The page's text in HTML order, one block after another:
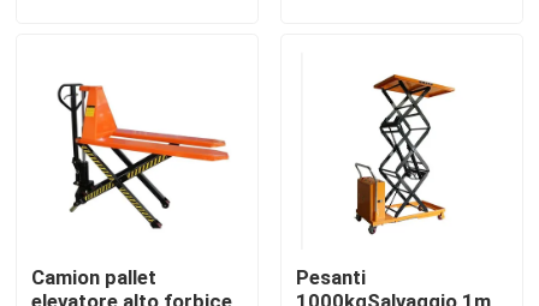
Macchine per la logistica
Macchine per apparecchiature di pulizia
Macchine per imballaggio industriale
Camion pallet
elevatore alto forbice
Pesanti
1000kgSalvaggio 1m